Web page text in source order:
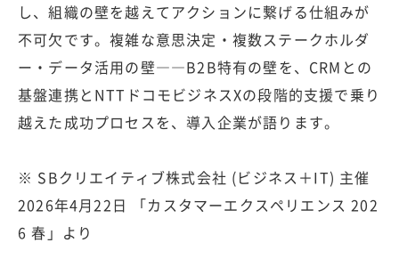
し、組織の壁を越えてアクションに繋げる仕組みが
不可欠です。複雑な意思決定・複数ステークホルダ
ー・データ活用の壁――B2B特有の壁を、CRMとの
基盤連携とNTTドコモビジネスXの段階的支援で乗り
越えた成功プロセスを、導入企業が語ります。
※ SBクリエイティブ株式会社 (ビジネス＋IT) 主催
2026年4月22日 「カスタマーエクスペリエンス 202
6 春」より